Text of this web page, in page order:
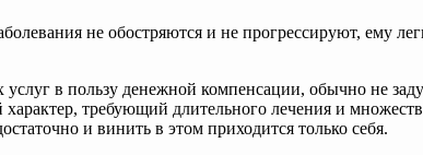
не обостряются и не прогрессируют, ему
в пользу денежной компенсации, обычно не
характер, требующий длительного лечения и
и винить в этом приходится только себя.